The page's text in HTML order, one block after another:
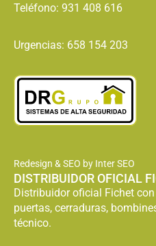
Teléfono: 931 408 616
Urgencias: 658 154 203
Redesign & SEO by Inter SEO
DISTRIBUIDOR OFICIAL
Distribuidor oficial Fichet con
puertas, cerraduras,
técnico.